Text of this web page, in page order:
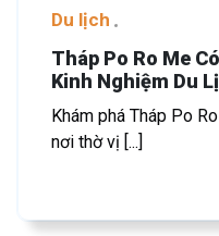
Du lịch
Tháp Po Ro Me
Kinh Nghiệm Du
Khám phá Tháp Po
nơi thờ vị [...]